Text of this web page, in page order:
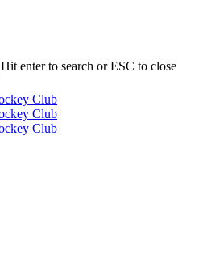
Hit enter to search or ESC to close